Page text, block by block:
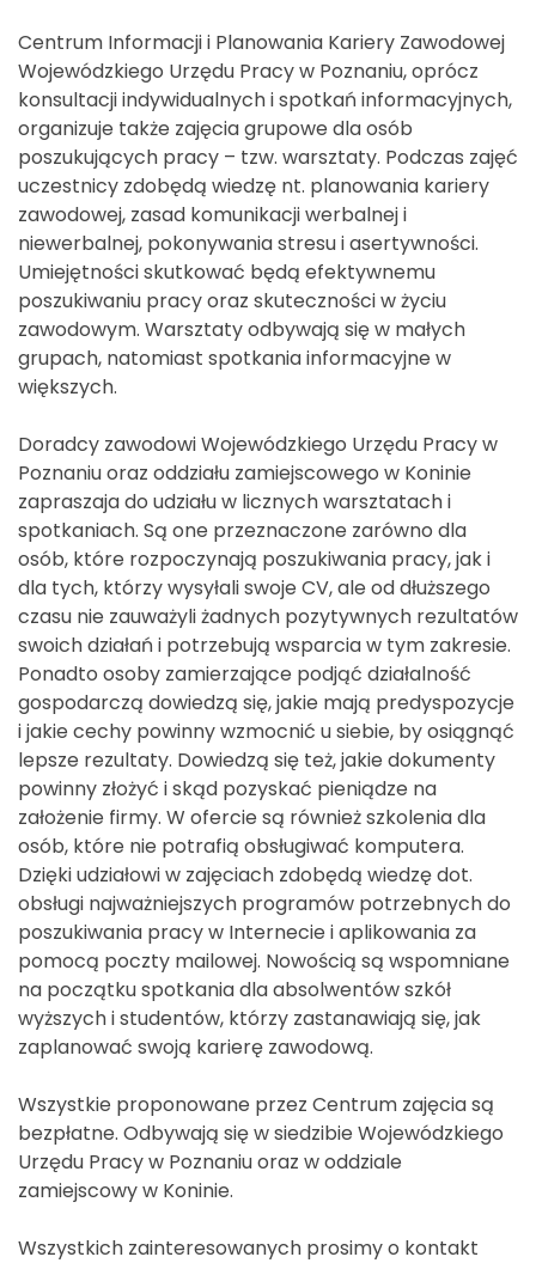
Centrum Informacji i Planowania Kariery Zawodowej
Wojewódzkiego Urzędu Pracy w Poznaniu, oprócz
konsultacji indywidualnych i spotkań informacyjnych,
organizuje także zajęcia grupowe dla osób
poszukujących pracy – tzw. warsztaty. Podczas zajęć
uczestnicy zdobędą wiedzę nt. planowania kariery
zawodowej, zasad komunikacji werbalnej i
niewerbalnej, pokonywania stresu i asertywności.
Umiejętności skutkować będą efektywnemu
poszukiwaniu pracy oraz skuteczności w życiu
zawodowym. Warsztaty odbywają się w małych
grupach, natomiast spotkania informacyjne w
większych.
Doradcy zawodowi Wojewódzkiego Urzędu Pracy w
Poznaniu oraz oddziału zamiejscowego w Koninie
zapraszaja do udziału w licznych warsztatach i
spotkaniach. Są one przeznaczone zarówno dla
osób, które rozpoczynają poszukiwania pracy, jak i
dla tych, którzy wysyłali swoje CV, ale od dłuższego
czasu nie zauważyli żadnych pozytywnych rezultatów
swoich działań i potrzebują wsparcia w tym zakresie.
Ponadto osoby zamierzające podjąć działalność
gospodarczą dowiedzą się, jakie mają predyspozycje
i jakie cechy powinny wzmocnić u siebie, by osiągnąć
lepsze rezultaty. Dowiedzą się też, jakie dokumenty
powinny złożyć i skąd pozyskać pieniądze na
założenie firmy. W ofercie są również szkolenia dla
osób, które nie potrafią obsługiwać komputera.
Dzięki udziałowi w zajęciach zdobędą wiedzę dot.
obsługi najważniejszych programów potrzebnych do
poszukiwania pracy w Internecie i aplikowania za
pomocą poczty mailowej. Nowością są wspomniane
na początku spotkania dla absolwentów szkół
wyższych i studentów, którzy zastanawiają się, jak
zaplanować swoją karierę zawodową.
Wszystkie proponowane przez Centrum zajęcia są
bezpłatne. Odbywają się w siedzibie Wojewódzkiego
Urzędu Pracy w Poznaniu oraz w oddziale
zamiejscowy w Koninie.
Wszystkich zainteresowanych prosimy o kontakt